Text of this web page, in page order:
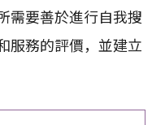
需要善於進行自我搜
服務的評價，並建立